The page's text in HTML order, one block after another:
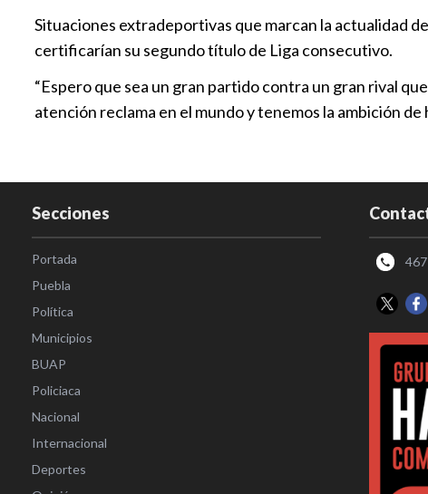
Situaciones extradeportivas que marcan la actualidad
certificarían su segundo título de Liga consecutivo.
“Espero que sea un gran partido contra un gran rival
atención reclama en el mundo y tenemos la ambición de
Secciones
Portada
Puebla
Política
Municipios
BUAP
Policiaca
Nacional
Internacional
Deportes